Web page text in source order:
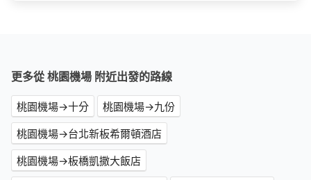
更多從 桃園機場 附近出發的路線
桃園機場→十分
桃園機場→九份
桃園機場→台北新板希爾頓酒店
桃園機場→板橋凱撒大飯店